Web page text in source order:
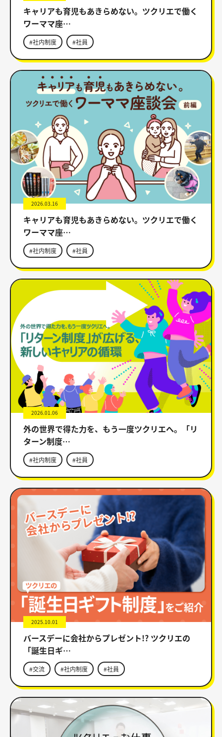
キャリアも育児もあきらめない。ツクリエで働く
ワーママ座…
#社内制度 #社員
2026.03.16
キャリアも育児もあきらめない。ツクリエで働く
ワーママ座…
#社内制度 #社員
2026.01.06
外の世界で得た力を、もう一度ツクリエへ。「リ
ターン制度…
#社内制度 #社員
2025.10.01
バースデーに会社からプレゼント!? ツクリエの
「誕生日ギ…
#交流 #社内制度 #社員